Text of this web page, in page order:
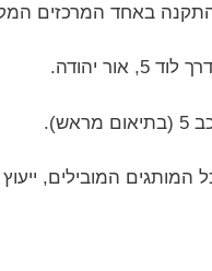
באחד המרכזים
5, אור יהודה.
המותגים המובילים,